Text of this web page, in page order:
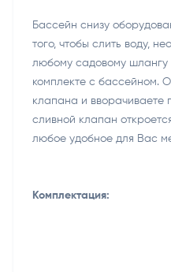
Бассейн снизу
того, чтобы слить воду,
любому садовому шлангу
комплекте с бассейном.
клапана и вворачиваете
сливной клапан
любое удобное для Вас
Комплектация: